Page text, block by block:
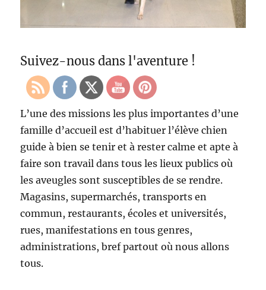
Suivez-nous dans l'aventure !
L’une des missions les plus importantes d’une
famille d’accueil est d’habituer l’élève chien
guide à bien se tenir et à rester calme et apte à
faire son travail dans tous les lieux publics où
les aveugles sont susceptibles de se rendre.
Magasins, supermarchés, transports en
commun, restaurants, écoles et universités,
rues, manifestations en tous genres,
administrations, bref partout où nous allons
tous.